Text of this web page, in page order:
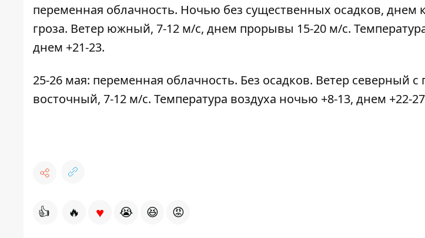
переменная облачность. Ночью без существенных осадков,
гроза. Ветер южный, 7-12 м/с, днем прорывы 15-20 м/с.
днем +21-23.
25-26 мая: переменная облачность. Без осадков. Ветер северный
восточный, 7-12 м/с. Температура воздуха ночью +8-13, днем +22-
👍 🔥 ♥ 😭 😆 😡